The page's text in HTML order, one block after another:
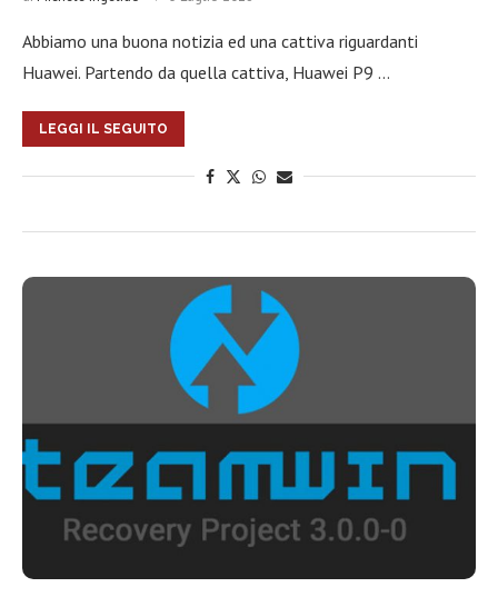
Abbiamo una buona notizia ed una cattiva riguardanti
Huawei. Partendo da quella cattiva, Huawei P9 …
LEGGI IL SEGUITO